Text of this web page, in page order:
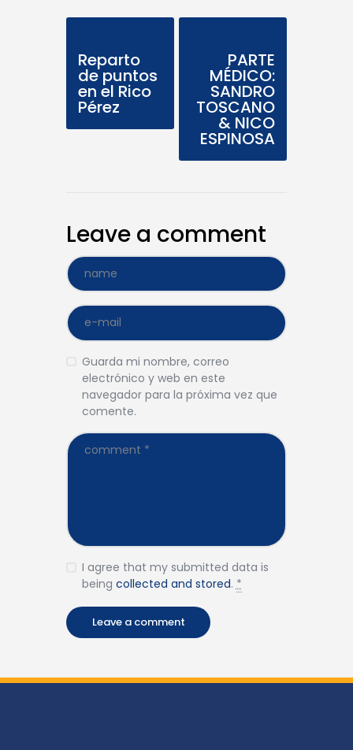
Reparto
de puntos
en el Rico
Pérez
PARTE
MÉDICO:
SANDRO
TOSCANO
& NICO
ESPINOSA
Leave a comment
Guarda mi nombre, correo
electrónico y web en este
navegador para la próxima vez que
comente.
I agree that my submitted data is
being collected and stored. *